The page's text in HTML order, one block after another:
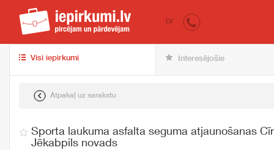
iepirkumi.lv
LV
Visi iepirkumi Interesējošie
Atpakaļ uz sarakstu
Sporta laukuma asfalta seguma atjaunošanas
Jēkabpils novads